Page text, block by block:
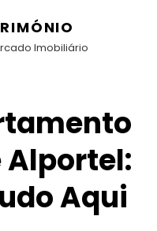
Imobiliário
Alportel:
Aqui